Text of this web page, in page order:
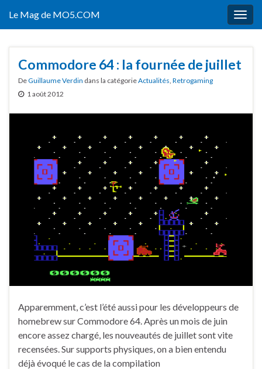
Le Mag de MO5.COM
Commodore 64 : la fournée de juillet
DeGuillaume Verdin dans la catégorieActualités, Retrogaming
1 août 2012
Apparemment, c’est l’été aussi pour les développeurs de
homebrew sur Commodore 64. Après un mois de juin
encore assez chargé, les nouveautés de juillet sont vite
recensées. Sur supports physiques, on a bien entendu
déjà évoqué le cas de la compilation